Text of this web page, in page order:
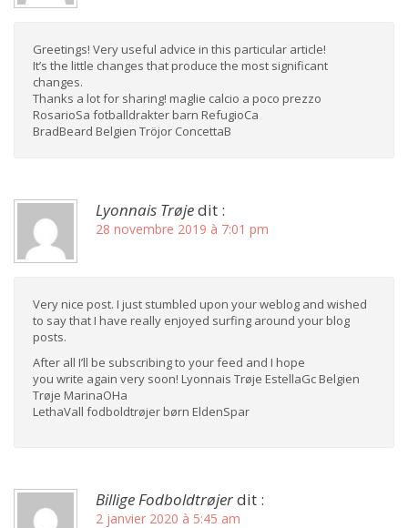
Greetings! Very useful advice in this particular article!
It’s the little changes that produce the most significant
changes.
Thanks a lot for sharing! maglie calcio a poco prezzo
RosarioSa fotballdrakter barn RefugioCa
BradBeard Belgien Tröjor ConcettaB
Lyonnais Trøjedit :
28 novembre 2019 à 7:01 pm
Very nice post. I just stumbled upon your weblog and wished
to say that I have really enjoyed surfing around your blog
posts.
After all I’ll be subscribing to your feed and I hope
you write again very soon! Lyonnais Trøje EstellaGc Belgien
Trøje MarinaOHa
LethaVall fodboldtrøjer børn EldenSpar
Billige Fodboldtrøjerdit :
2 janvier 2020 à 5:45 am